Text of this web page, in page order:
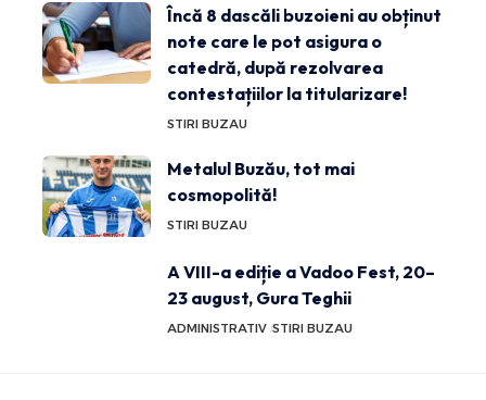
Încă 8 dascăli buzoieni au obținut
note care le pot asigura o
catedră, după rezolvarea
contestațiilor la titularizare!
STIRI BUZAU
Metalul Buzău, tot mai
cosmopolită!
STIRI BUZAU
A VIII-a ediție a Vadoo Fest, 20–
23 august, Gura Teghii
ADMINISTRATIV STIRI BUZAU